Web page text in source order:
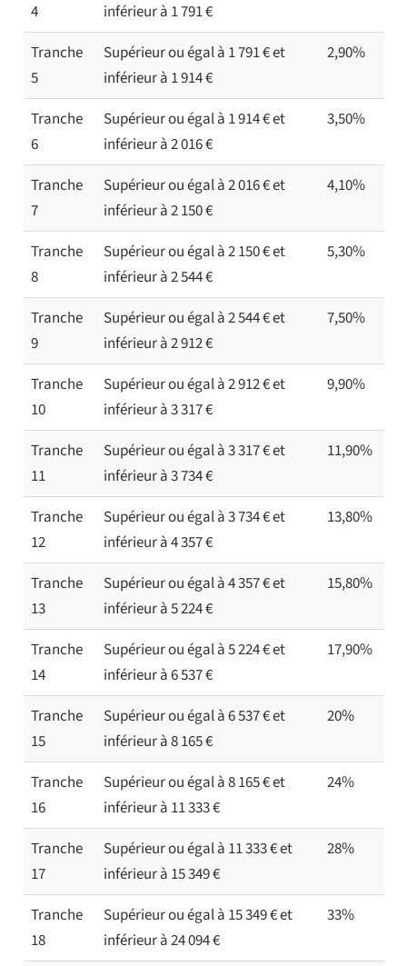
4
inférieur à 1 791 €
Tranche
5
Supérieur ou égal à 1 791 € et
inférieur à 1 914 €
2,90%
Tranche
6
Supérieur ou égal à 1 914 € et
inférieur à 2 016 €
3,50%
Tranche
7
Supérieur ou égal à 2 016 € et
inférieur à 2 150 €
4,10%
Tranche
8
Supérieur ou égal à 2 150 € et
inférieur à 2 544 €
5,30%
Tranche
9
Supérieur ou égal à 2 544 € et
inférieur à 2 912 €
7,50%
Tranche
10
Supérieur ou égal à 2 912 € et
inférieur à 3 317 €
9,90%
Tranche
11
Supérieur ou égal à 3 317 € et
inférieur à 3 734 €
11,90%
Tranche
12
Supérieur ou égal à 3 734 € et
inférieur à 4 357 €
13,80%
Tranche
13
Supérieur ou égal à 4 357 € et
inférieur à 5 224 €
15,80%
Tranche
14
Supérieur ou égal à 5 224 € et
inférieur à 6 537 €
17,90%
Tranche
15
Supérieur ou égal à 6 537 € et
inférieur à 8 165 €
20%
Tranche
16
Supérieur ou égal à 8 165 € et
inférieur à 11 333 €
24%
Tranche
17
Supérieur ou égal à 11 333 € et
inférieur à 15 349 €
28%
Tranche
18
Supérieur ou égal à 15 349 € et
inférieur à 24 094 €
33%